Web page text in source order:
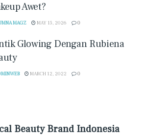
Awet?
MAGZ MAY 15, 2026 0
Glowing Dengan Rubiena
MARCH 12, 2022 0
Beauty Brand Indonesia